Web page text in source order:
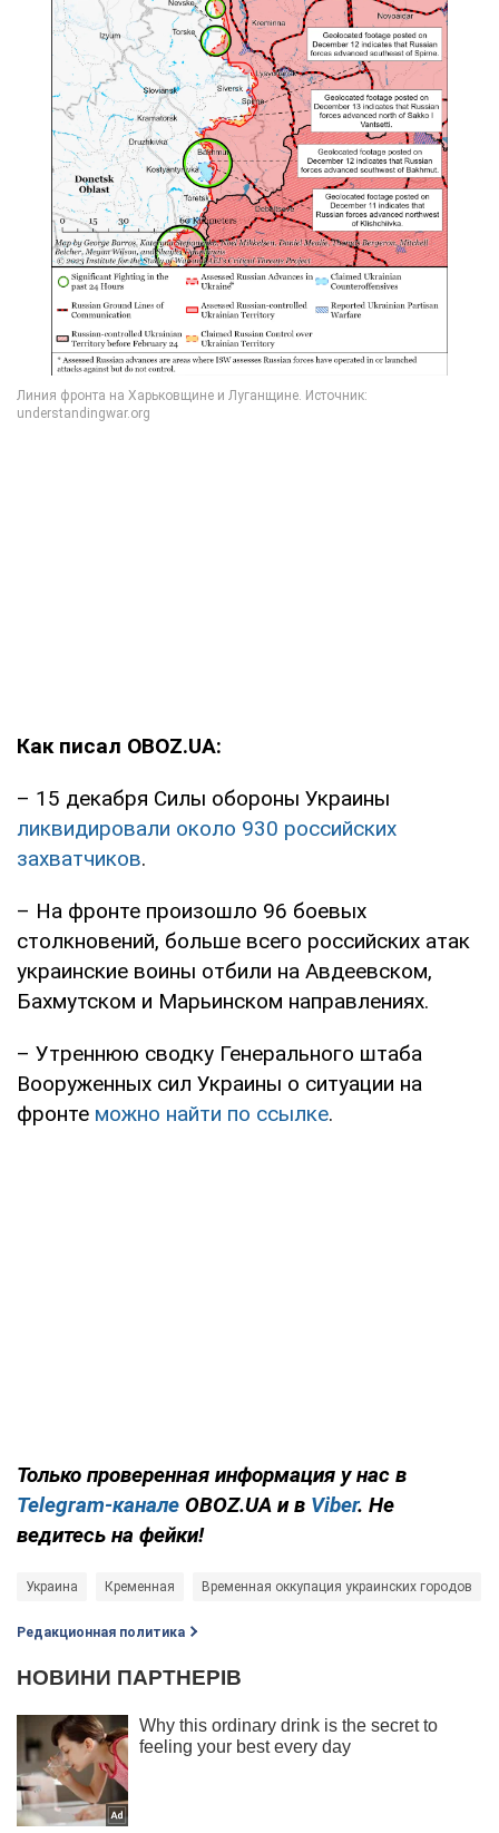
Как писал OBOZ.UA:
– 15 декабря Силы обороны Украины
ликвидировали около 930 российских
захватчиков.
– На фронте произошло 96 боевых
столкновений, больше всего российских атак
украинские воины отбили на Авдеевском,
Бахмутском и Марьинском направлениях.
– Утреннюю сводку Генерального штаба
Вооруженных сил Украины о ситуации на
фронте можно найти по ссылке.
Только проверенная информация у нас в
Telegram-канале OBOZ.UA и в Viber. Не
ведитесь на фейки!
Украина Кременная Временная оккупация украинских городов
Редакционная политика